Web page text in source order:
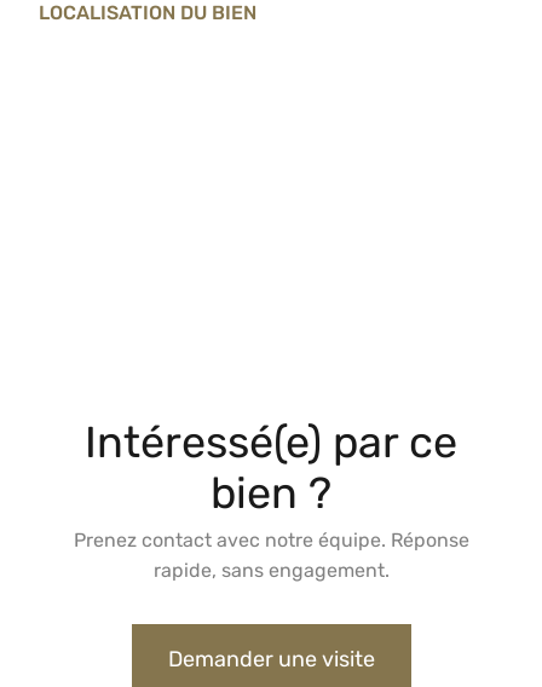
LOCALISATION DU BIEN
Intéressé(e) par ce
bien ?
Prenez contact avec notre équipe. Réponse
rapide, sans engagement.
Demander une visite